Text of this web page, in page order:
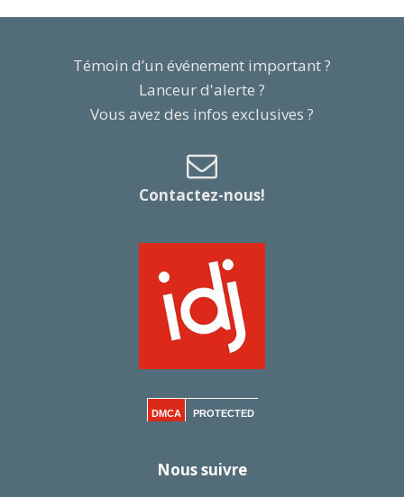
Témoin d’un événement important ?
Lanceur d'alerte ?
Vous avez des infos exclusives ?
Contactez-nous!
DMCA PROTECTED
Nous suivre